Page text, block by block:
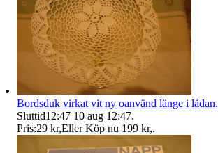
Bordsduk virkat vit ny oanvänd länge i lådan.
Sluttid12:47 10 aug 12:47.
Pris:29 kr,Eller Köp nu 199 kr,.